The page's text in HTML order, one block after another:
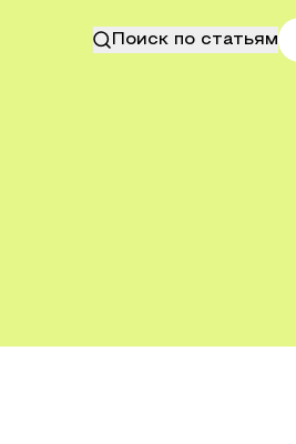
Поиск по статьям